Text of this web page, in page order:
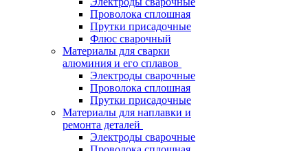
Проволока сплошная
Прутки присадочные
Флюс сварочный
Материалы для сварки
алюминия и его сплавов
Электроды сварочные
Проволока сплошная
Прутки присадочные
Материалы для наплавки и
ремонта деталей
Электроды сварочные